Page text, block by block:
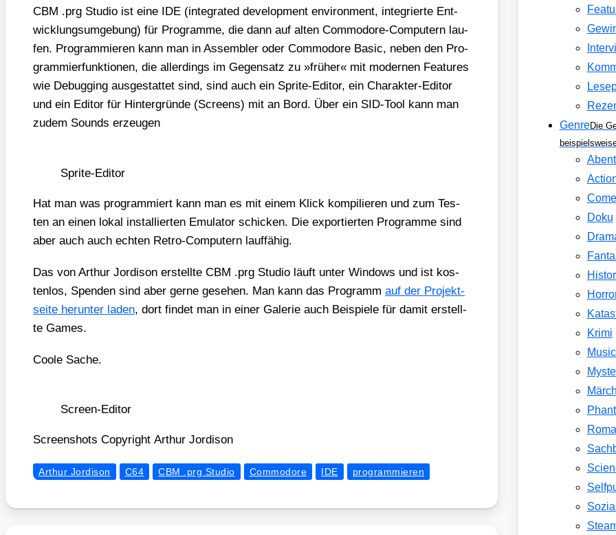
CBM .prg Stu­dio ist eine IDE (inte­gra­ted deve­lo­p­ment envi­ron­ment, inte­grier­te Ent­
wick­lungs­um­ge­bung) für Pro­gram­me, die dann auf alten Com­mo­do­re-Com­pu­tern lau­
fen. Pro­gram­mie­ren kann man in Assem­bler oder Com­mo­do­re Basic, neben den Pro­
gram­mier­funk­tio­nen, die aller­dings im Gegen­satz zu »frü­her« mit moder­nen Fea­tures
wie Debug­ging aus­ge­stat­tet sind, sind auch ein Sprite-Edi­tor, ein Cha­rak­ter-Edi­tor
und ein Edi­tor für Hin­ter­grün­de (Screens) mit an Bord. Über ein SID-Tool kann man
zudem Sounds erzeu­gen
Sprite-Edi­tor
Hat man was pro­gram­miert kann man es mit einem Klick kom­pi­lie­ren und zum Tes­
ten an einen lokal instal­lier­ten Emu­la­tor schi­cken. Die expor­tier­ten Pro­gram­me sind
aber auch auch ech­ten Retro-Com­pu­tern lauf­fä­hig.
Das von Arthur Jor­di­son erstell­te CBM .prg Stu­dio läuft unter Win­dows und ist kos­
ten­los, Spen­den sind aber ger­ne gese­hen. Man kann das Pro­gramm auf der Pro­jekt­
sei­te her­un­ter laden, dort fin­det man in einer Gale­rie auch Bei­spie­le für damit erstell­
te Games.
Coo­le Sache.
Screen-Edi­tor
Screen­shots Copy­right Arthur Jor­di­son
Arthur Jordison C64 CBM .prg Studio Commodore IDE programmieren
GenreDie
Doku
Krimi